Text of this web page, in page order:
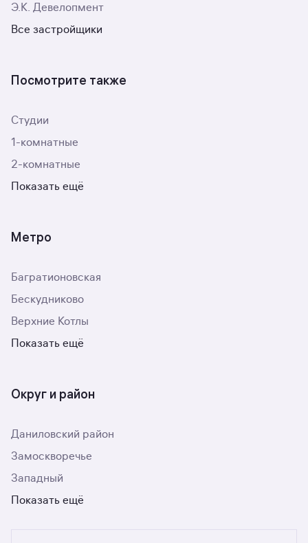
Э.К. Девелопмент
Все застройщики
Посмотрите также
Студии
1-комнатные
2-комнатные
Показать ещё
Метро
Багратионовская
Бескудниково
Верхние Котлы
Показать ещё
Округ и район
Даниловский район
Замоскворечье
Западный
Показать ещё